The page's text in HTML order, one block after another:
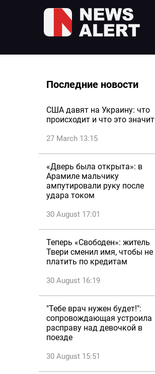
Последние новости
США давят на Украину: что
происходит и что это значит
27 March 13:15
«Дверь была открыта»: в
Арамиле мальчику
ампутировали руку после
удара током
30 August 17:01
Теперь «Свободен»: житель
Твери сменил имя, чтобы не
платить по кредитам
30 August 16:19
"Тебе врач нужен будет!":
сопровождающая устроила
расправу над девочкой в
поезде
30 August 15:51